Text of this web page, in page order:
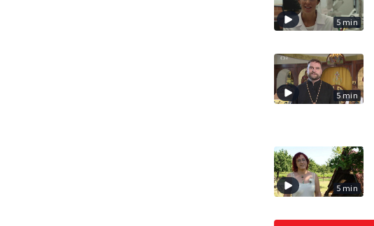
5 min
5 min
5 min